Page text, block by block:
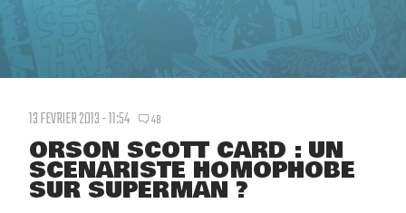
13 FEVRIER 2013 - 11:54 48
ORSON SCOTT CARD : UN
SCÉNARISTE HOMOPHOBE
SUR SUPERMAN ?